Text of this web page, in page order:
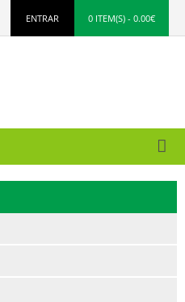
ENTRAR 0 ITEM(S) - 0.00€